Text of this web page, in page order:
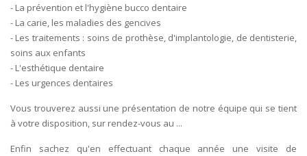
- La prévention et l'hygiène bucco dentaire
- La carie, les maladies des gencives
- Les traitements : soins de prothèse, d'implantologie, de dentisterie,
soins aux enfants
- L'esthétique dentaire
- Les urgences dentaires
Vous trouverez aussi une présentation de notre équipe qui se tient
à votre disposition, sur rendez-vous au ...
Enfin sachez qu'en effectuant chaque année une visite de